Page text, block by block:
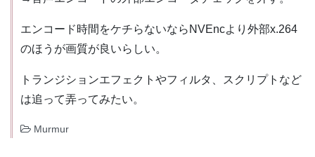
エンコード時間をケチらないならNVEncより外部x.264
のほうが画質が良いらしい。
トランジションエフェクトやフィルタ、スクリプトなど
は追って弄ってみたい。
Murmur